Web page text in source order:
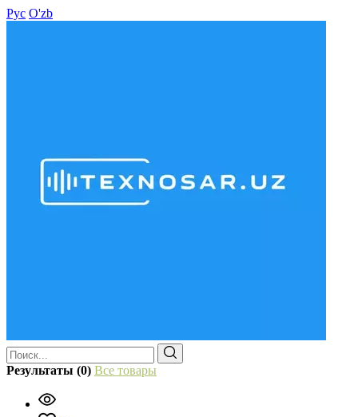
Рус O'zb
Результаты (0) Все товары